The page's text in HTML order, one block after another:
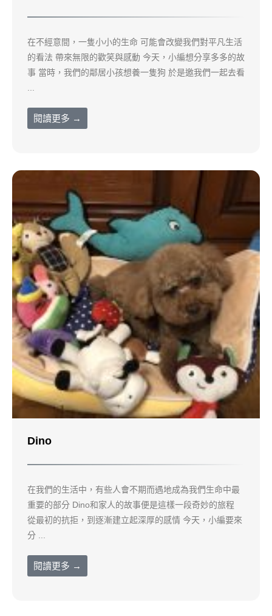
在不經意間，一隻小小的生命 可能會改變我們對平凡生活
的看法 帶來無限的歡笑與感動 今天，小編想分享多多的故
事 當時，我們的鄰居小孩想養一隻狗 於是邀我們一起去看
閱讀更多 →
Dino
在我們的生活中，有些人會不期而遇地成為我們生命中最
重要的部分 Dino和家人的故事便是這樣一段奇妙的旅程
從最初的抗拒，到逐漸建立起深厚的感情 今天，小編要來
分 ...
閱讀更多 →